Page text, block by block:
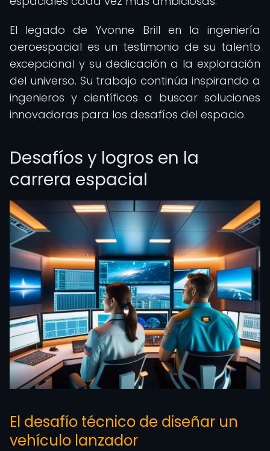
El legado de Yvonne Brill en la ingeniería
aeroespacial es un testimonio de su talento
excepcional y su dedicación a la exploración
del universo. Su trabajo continúa inspirando a
ingenieros y científicos a buscar soluciones
innovadoras para los desafíos del espacio.
Desafíos y logros en la
carrera espacial
El desafío técnico de diseñar un
vehículo lanzador